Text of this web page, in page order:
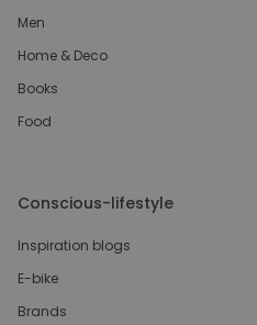
Men
Home & Deco
Books
Food
Conscious-lifestyle
Inspiration blogs
E-bike
Brands